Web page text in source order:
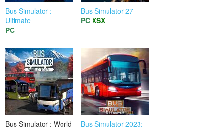
Bus Simulator :
Ultimate
PC
Bus Simulator 27
PC XSX
Bus Simulator : World
Bus Simulator 2023: